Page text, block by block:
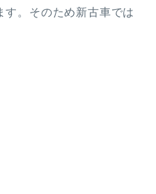
。そのため新古車では